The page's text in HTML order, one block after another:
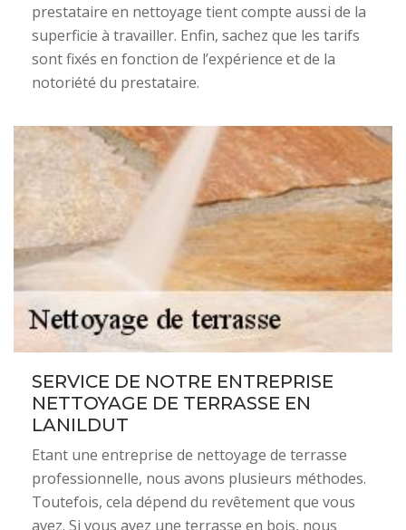
prestataire en nettoyage tient compte aussi de la
superficie à travailler. Enfin, sachez que les tarifs
sont fixés en fonction de l’expérience et de la
notoriété du prestataire.
SERVICE DE NOTRE ENTREPRISE
NETTOYAGE DE TERRASSE EN
LANILDUT
Etant une entreprise de nettoyage de terrasse
professionnelle, nous avons plusieurs méthodes.
Toutefois, cela dépend du revêtement que vous
avez. Si vous avez une terrasse en bois, nous